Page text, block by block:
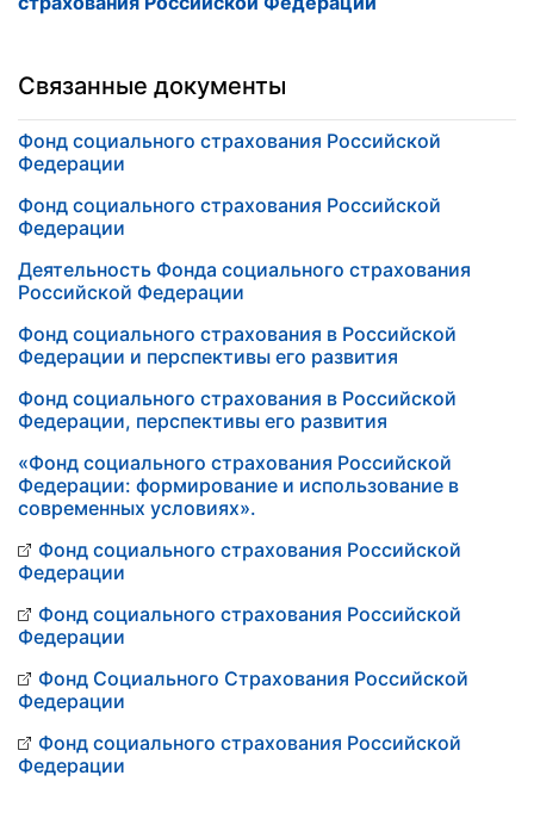
Связанные документы
Фонд социального страхования Российской
Федерации
Фонд социального страхования Российской
Федерации
Деятельность Фонда социального страхования
Российской Федерации
Фонд социального страхования в Российской
Федерации и перспективы его развития
Фонд социального страхования в Российской
Федерации, перспективы его развития
«Фонд социального страхования Российской
Федерации: формирование и использование в
современных условиях».
Фонд социального страхования Российской
Федерации
Фонд социального страхования Российской
Федерации
Фонд Социального Страхования Российской
Федерации
Фонд социального страхования Российской
Федерации